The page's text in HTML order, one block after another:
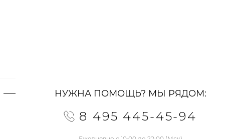
НУЖНА ПОМОЩЬ? МЫ РЯДОМ:
8 495 445-45-94